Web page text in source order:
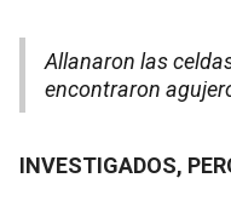
Allanaron las
encontraron
INVESTIGADOS,